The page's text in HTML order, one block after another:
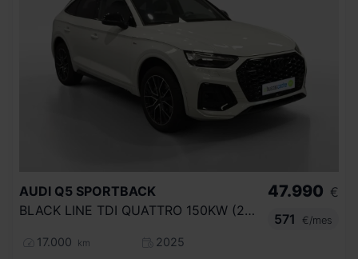
AUDI Q5 SPORTBACK
BLACK LINE TDI QUATTRO 150KW (204CV) S T
17.000 km 2025
47.990 €
571
€/mes